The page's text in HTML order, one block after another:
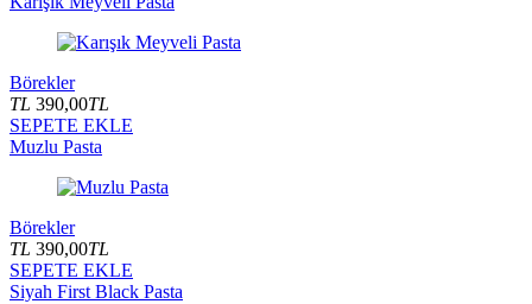
Börekler
TL 390,00TL
SEPETE EKLE
Muzlu Pasta
Börekler
TL 390,00TL
SEPETE EKLE
Siyah First Black Pasta